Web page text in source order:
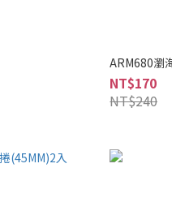
ARM680瀏
NT$170
NT$240